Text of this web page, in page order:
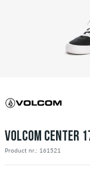
VOLCOM CENTER
Product nr.: 161521